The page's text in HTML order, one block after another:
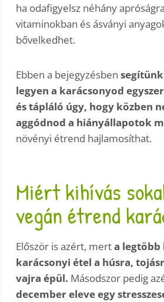
ha odafigyelsz néhány
vitaminokban és ásványi
bővelkedhet.
Ebben a bejegyzésben
legyen a karácsonyod
és tápláló úgy, hogy közben
aggódnod a hiányállapotok
növényi étrend hajlamosíthat.
Miért kihívás
vegán étrend
Először is azért, merta legtöbb
karácsonyi étel a húsra,
vajra épül. Másodszor pedig
december eleve egy